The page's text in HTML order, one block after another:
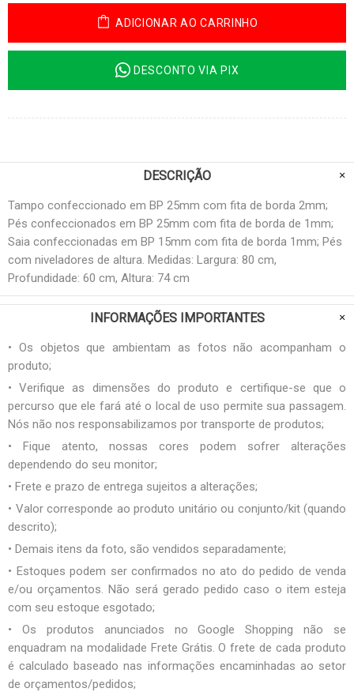
ADICIONAR AO CARRINHO
DESCONTO VIA PIX
DESCRIÇÃO
Tampo confeccionado em BP 25mm com fita de borda 2mm;
Pés confeccionados em BP 25mm com fita de borda de 1mm;
Saia confeccionadas em BP 15mm com fita de borda 1mm; Pés
com niveladores de altura. Medidas: Largura: 80 cm,
Profundidade: 60 cm, Altura: 74 cm
INFORMAÇÕES IMPORTANTES
• Os objetos que ambientam as fotos não acompanham o
produto;
• Verifique as dimensões do produto e certifique-se que o
percurso que ele fará até o local de uso permite sua passagem.
Nós não nos responsabilizamos por transporte de produtos;
• Fique atento, nossas cores podem sofrer alterações
dependendo do seu monitor;
• Frete e prazo de entrega sujeitos a alterações;
• Valor corresponde ao produto unitário ou conjunto/kit (quando
descrito);
• Demais itens da foto, são vendidos separadamente;
• Estoques podem ser confirmados no ato do pedido de venda
e/ou orçamentos. Não será gerado pedido caso o item esteja
com seu estoque esgotado;
• Os produtos anunciados no Google Shopping não se
enquadram na modalidade Frete Grátis. O frete de cada produto
é calculado baseado nas informações encaminhadas ao setor
de orçamentos/pedidos;